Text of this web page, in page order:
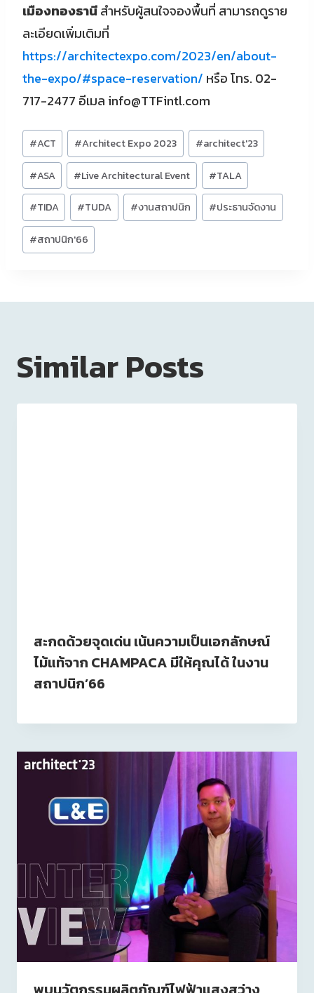
เมืองทองธานีสำหรับผู้สนใจจองพื้นที่ สามารถดูราย
ละเอียดเพิ่มเติมที่
https://architectexpo.com/2023/en/about-
the-expo/#space-reservation/ หรือ โทร. 02-
717-2477 อีเมล info@TTFintl.com
Post
Tags:
#ACT #Architect Expo 2023 #architect'23
#ASA #Live Architectural Event #TALA
#TIDA #TUDA #งานสถาปนิก #ประธานจัดงาน
#สถาปนิก'66
Similar Posts
สะกดด้วยจุดเด่น เน้นความเป็นเอกลักษณ์
ไม้แท้จาก CHAMPACA มีให้คุณได้ ในงาน
สถาปนิก’66